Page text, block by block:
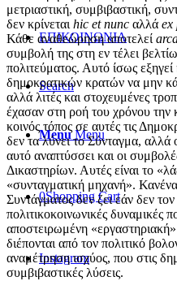
ΕΠΙΚΟΙΝΩΝΙΑ
Search
Menu Menu
0Shopping Cart
Instagram
μετριαστική, συμβιβαστική,
δεν κρίνεται hic et nunc αλλά ex
Κάθε αναθεώρηση αποτελεί
συμβολή της στη εν τέλει
πολιτεύματος. Αυτό ίσως
δημοκρατικών κρατών να μην
αλλά λιτές και στοχευμένες
έχασαν στη ροή του χρόνου την
κοινός τόπος σε αυτές τις
δεν τα λύνει το Σύνταγμα, αλλά
αυτό αναπτύσσει και οι
Δικαστηρίων. Αυτές είναι το
«συνταγματική μηχανή».
Συντάγματος δεν ζει εάν δεν
πολιτικοκοινωνικές δυναμικές
αποστειρωμένη
διέπονται από τον πολιτικό
αναμέτρηση ισχύος, που στις
συμβιβαστικές λύσεις.